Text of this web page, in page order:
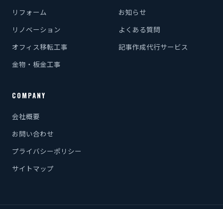
リフォーム
リノベーション
オフィス移転工事
金物・板金工事
お知らせ
よくある質問
記事作成代行サービス
COMPANY
会社概要
お問い合わせ
プライバシーポリシー
サイトマップ